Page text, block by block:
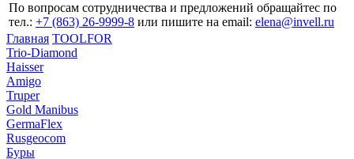
По вопросам сотрудничества и предложений обращайтес по
тел.: +7 (863) 26‐9999‐8 или пишите на email: elena@invell.ru
Главная TOOLFOR
Trio-Diamond
Haisser
Amigo
Truper
Gold Manibus
GermaFlex
Rusgeocom
Буры